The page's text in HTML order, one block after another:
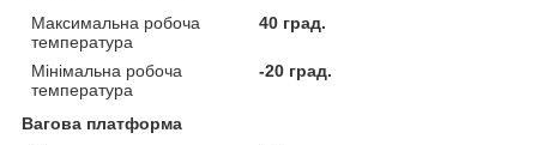
Максимальна робоча
температура
40 град.
Мінімальна робоча
температура
-20 град.
Вагова платформа